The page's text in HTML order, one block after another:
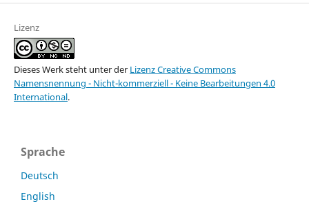
Lizenz
Dieses Werk steht unter der Lizenz Creative Commons
Namensnennung - Nicht-kommerziell - Keine Bearbeitungen 4.0
International.
Sprache
Deutsch
English